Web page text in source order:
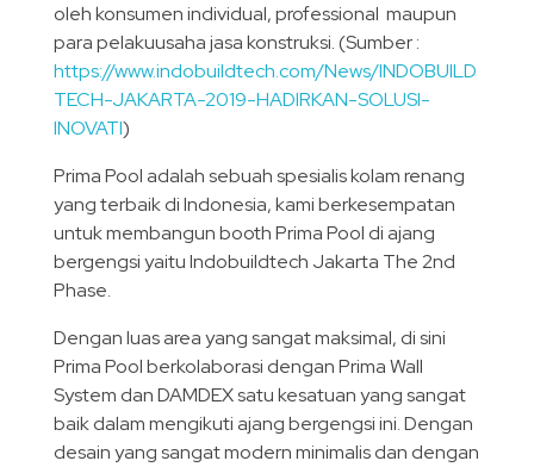
oleh konsumen individual, professional maupun
para pelakuusaha jasa konstruksi. (Sumber :
https://www.indobuildtech.com/News/INDOBUILD
TECH-JAKARTA-2019-HADIRKAN-SOLUSI-
INOVATI)
Prima Pool adalah sebuah spesialis kolam renang
yang terbaik di Indonesia, kami berkesempatan
untuk membangun booth Prima Pool di ajang
bergengsi yaitu Indobuildtech Jakarta The 2nd
Phase.
Dengan luas area yang sangat maksimal, di sini
Prima Pool berkolaborasi dengan Prima Wall
System dan DAMDEX satu kesatuan yang sangat
baik dalam mengikuti ajang bergengsi ini. Dengan
desain yang sangat modern minimalis dan dengan